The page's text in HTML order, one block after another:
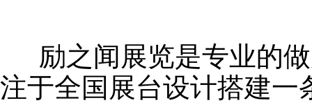
励之闻展览是专业的做
注于全国展台设计搭建一